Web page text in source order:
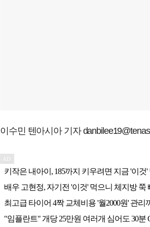
이수민 텐아시아 기자